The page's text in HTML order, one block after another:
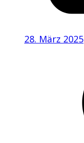
28. März 2025